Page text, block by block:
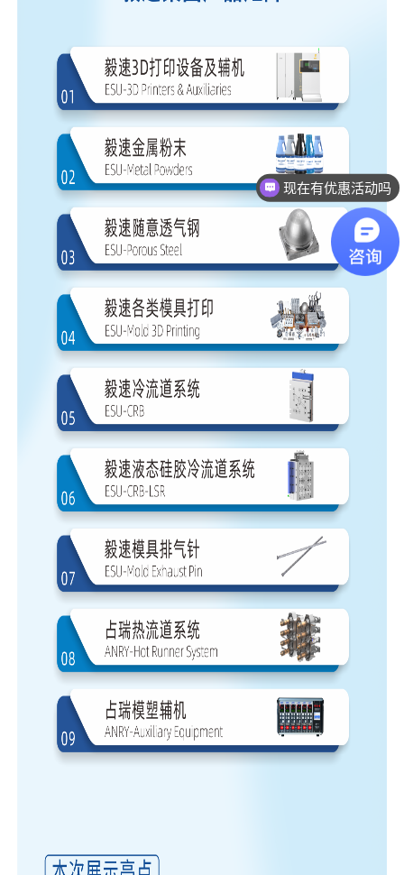
可以介绍下你们的产品么
现在有优惠活动吗